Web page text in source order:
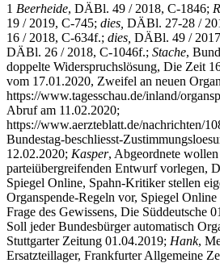
1 Beerheide, DÄBl. 49 / 2018, C-1846;
19 / 2019, C-745; dies, DÄBl. 27-28 /
16 / 2018, C-634f.; dies, DÄBl. 49 /
DÄBl. 26 / 2018, C-1046f.; Stache,
doppelte Widerspruchslösung, Die Zeit
vom 17.01.2020, Zweifel an neuen
https://www.tagesschau.de/inland/
Abruf am 11.02.2020;
https://www.aerzteblatt.de/nachrichten/
Bundestag-beschliesst-
12.02.2020; Kasper, Abgeordnete
parteiübergreifenden Entwurf vorlegen,
Spiegel Online, Spahn-Kritiker stellen
Organspende-Regeln vor, Spiegel
Frage des Gewissens, Die Süddeutsche
Soll jeder Bundesbürger automatisch
Stuttgarter Zeitung 01.04.2019; Hank,
Ersatzteillager, Frankfurter Allgemeine